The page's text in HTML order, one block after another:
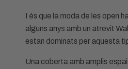
I és que la moda de les open
alguns anys amb un atrevit
estan dominats per aquesta
Una coberta amb amplis